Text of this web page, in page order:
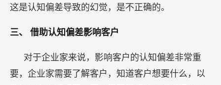
出决策。通常情况下，消费者不会回答复杂的问
题，而更倾向于回答简单的问题。因此，越是简单
越有力量，越容易占领消费者的心智。